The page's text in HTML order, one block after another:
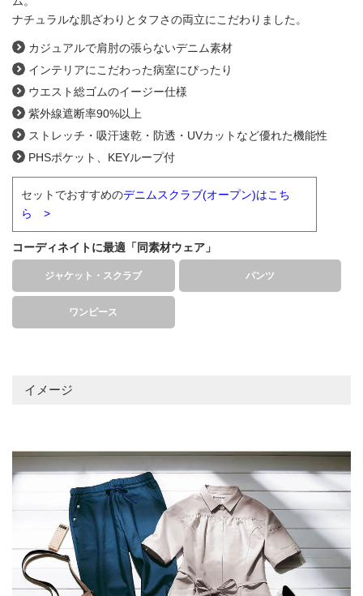
ナチュラルな肌ざわりとタフさの両立にこだわりました。
カジュアルで肩肘の張らないデニム素材
インテリアにこだわった病室にぴったり
ウエスト総ゴムのイージー仕様
紫外線遮断率90%以上
ストレッチ・吸汗速乾・防透・UVカットなど優れた機能性
PHSポケット、KEYループ付
セットでおすすめのデニムスクラブ(オープン)はこち
ら >
コーディネイトに最適「同素材ウェア」
ジャケット・スクラブ パンツ
ワンピース
イメージ